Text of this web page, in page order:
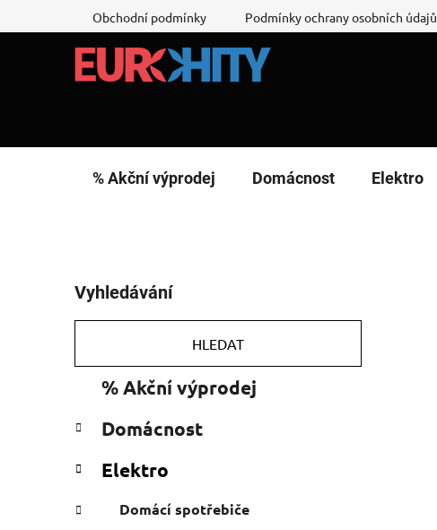
na
Obchodní podmínky Podmínky ochrany osobních údajů
% Akční výprodej Domácnost Elektro
o
s
r
n
í
a
Vyhledávání
HLEDAT
kategorie
e
o
i
% Akční výprodej
Domácnost
Elektro
Domácí spotřebiče